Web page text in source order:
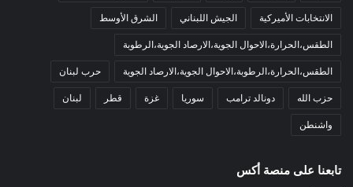
الانتخابات الأميركية الجيش اللبناني الشرق الأوسط
الطقس،الحرارة،الاحوال الجوية،الارصاد الجوية،الرطوبة
الطقس،الحرارة،الرطوبة،الاحوال الجوية،الارصاد الجوية حرب لبنان
حزب الله دونالد ترامب سوريا غزة قطر لبنان
واشنطن
تابعنا على منصة أكس